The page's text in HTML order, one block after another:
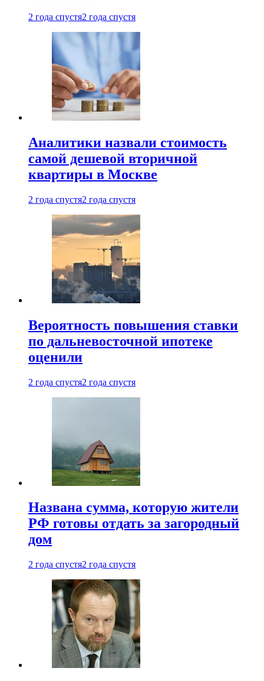
2 года спустя2 года спустя
Аналитики назвали стоимость
самой дешевой вторичной
квартиры в Москве
2 года спустя2 года спустя
Вероятность повышения ставки
по дальневосточной ипотеке
оценили
2 года спустя2 года спустя
Названа сумма, которую жители
РФ готовы отдать за загородный
дом
2 года спустя2 года спустя